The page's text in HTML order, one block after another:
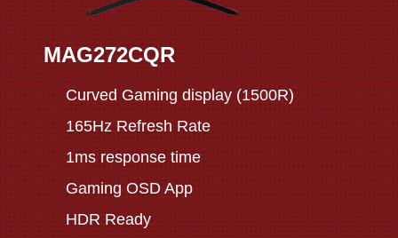
MAG272CQR
Curved Gaming display (1500R)
165Hz Refresh Rate
1ms response time
Gaming OSD App
HDR Ready